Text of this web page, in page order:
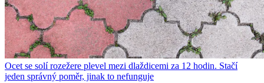
Ocet se solí rozežere plevel mezi dlaždicemi za 12 hodin. Stačí
jeden správný poměr, jinak to nefunguje